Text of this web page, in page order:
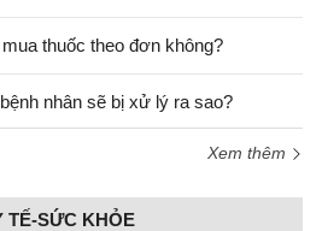
thuốc theo đơn không?
nhân sẽ bị xử lý ra sao?
Xem thêm
TẾ-SỨC KHỎE